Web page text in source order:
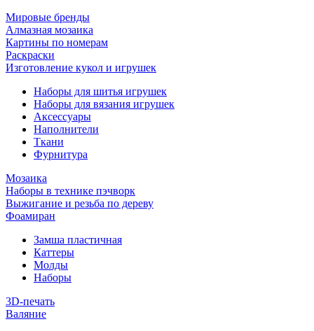
Мировые бренды
Алмазная мозаика
Картины по номерам
Раскраски
Изготовление кукол и игрушек
Наборы для шитья игрушек
Наборы для вязания игрушек
Аксессуары
Наполнители
Ткани
Фурнитура
Мозаика
Наборы в технике пэчворк
Выжигание и резьба по дереву
Фоамиран
Замша пластичная
Каттеры
Молды
Наборы
3D-печать
Валяние